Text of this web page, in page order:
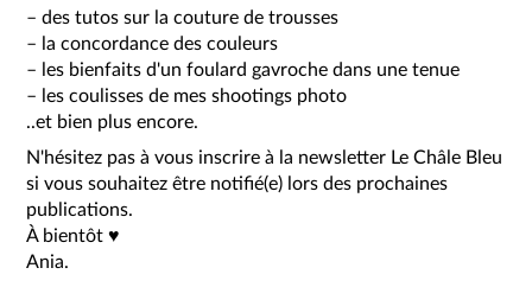
– des tutos sur la couture de trousses
– la concordance des couleurs
– les bienfaits d'un foulard gavroche dans une tenue
– les coulisses de mes shootings photo
..et bien plus encore.
N'hésitez pas à vous inscrire à la newsletter Le Châle Bleu
si vous souhaitez être notifié(e) lors des prochaines
publications.
À bientôt ♥
Ania.